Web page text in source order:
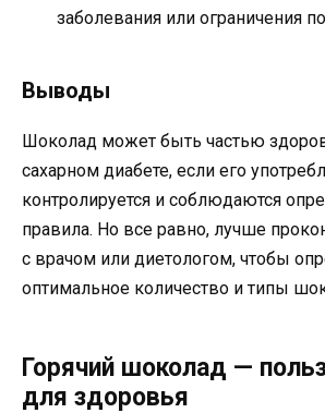
заболевания или ограничения
Выводы
Шоколад может быть частью
сахарном диабете, если его
контролируется и соблюдаются
правила. Но все равно, лучше
с врачом или диетологом, чтобы
оптимальное количество и типы
Горячий шоколад —
для здоровья